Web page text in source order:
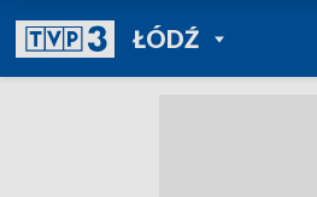
ŁÓDŹPOWRÓT DO
TVP REGIONY